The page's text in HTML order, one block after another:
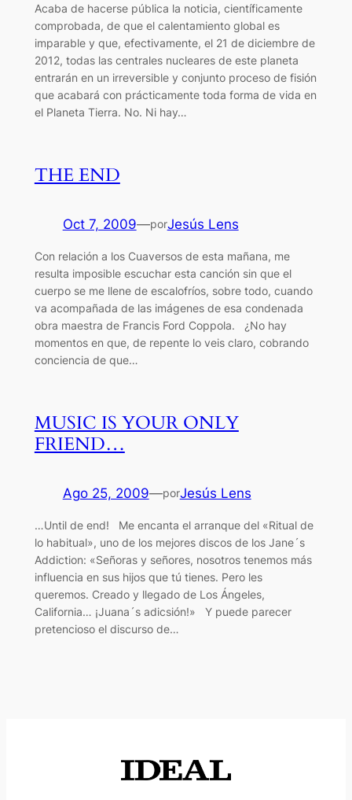
Acaba de hacerse pública la noticia, científicamente
comprobada, de que el calentamiento global es
imparable y que, efectivamente, el 21 de diciembre de
2012, todas las centrales nucleares de este planeta
entrarán en un irreversible y conjunto proceso de fisión
que acabará con prácticamente toda forma de vida en
el Planeta Tierra. No. Ni hay…
THE END
Oct 7, 2009—porJesús Lens
Con relación a los Cuaversos de esta mañana, me
resulta imposible escuchar esta canción sin que el
cuerpo se me llene de escalofríos, sobre todo, cuando
va acompañada de las imágenes de esa condenada
obra maestra de Francis Ford Coppola. ¿No hay
momentos en que, de repente lo veis claro, cobrando
conciencia de que…
MUSIC IS YOUR ONLY
FRIEND…
Ago 25, 2009—porJesús Lens
…Until de end! Me encanta el arranque del «Ritual de
lo habitual», uno de los mejores discos de los Jane´s
Addiction: «Señoras y señores, nosotros tenemos más
influencia en sus hijos que tú tienes. Pero les
queremos. Creado y llegado de Los Ángeles,
California… ¡Juana´s adicsión!» Y puede parecer
pretencioso el discurso de…